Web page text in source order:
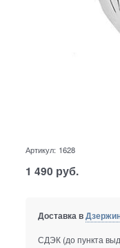
Артикул: 1628
1 490 руб.
Доставка в
СДЭК (до пункта